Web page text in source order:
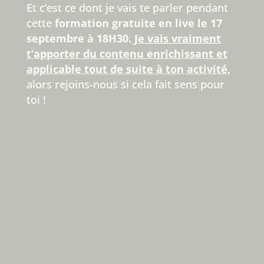
Et c’est ce dont je vais te parler pendant
cette formation gratuite en live le 17
septembre à 18H30. Je vais vraiment
t’apporter du contenu enrichissant et
applicable tout de suite à ton activité,
alors rejoins-nous si cela fait sens pour
toi !